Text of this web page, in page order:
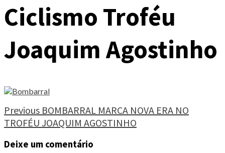
Ciclismo Troféu
Joaquim Agostinho
Continue
Reading
Previous BOMBARRAL MARCA NOVA ERA NO
TROFÉU JOAQUIM AGOSTINHO
Deixe um comentário